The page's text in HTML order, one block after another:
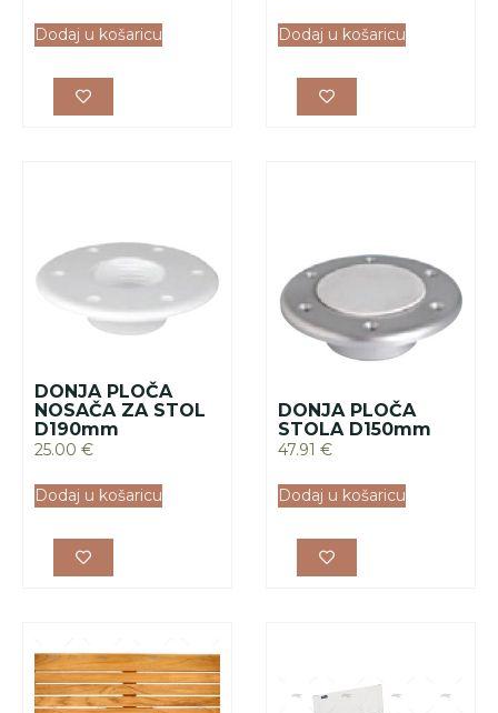
Dodaj u košaricu Dodaj u košaricu
DONJA PLOČA
NOSAČA ZA STOL
D190mm
25.00 €
Dodaj u košaricu
DONJA PLOČA
STOLA D150mm
47.91 €
Dodaj u košaricu